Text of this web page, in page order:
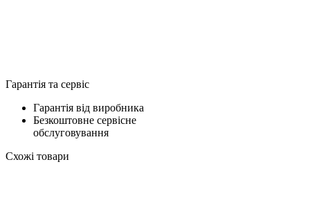
Гарантія та сервіс
Гарантія від виробника
Безкоштовне сервісне
обслуговування
Схожі товари